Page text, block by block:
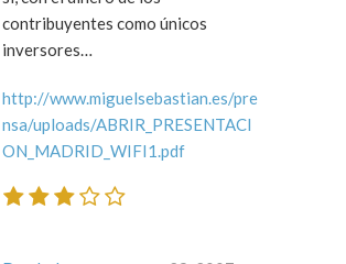
contribuyentes como únicos
inversores…
http://www.miguelsebastian.es/pre
nsa/uploads/ABRIR_PRESENTACI
ON_MADRID_WIFI1.pdf